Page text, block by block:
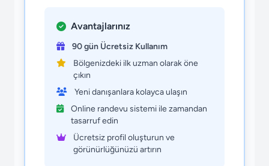
Avantajlarınız
90 gün Ücretsiz Kullanım
Bölgenizdeki ilk uzman olarak öne
çıkın
Yeni danışanlara kolayca ulaşın
Online randevu sistemi ile zamandan
tasarruf edin
Ücretsiz profil oluşturun ve
görünürlüğünüzü artırın